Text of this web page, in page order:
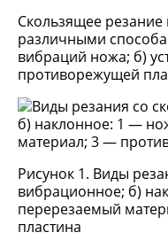
Скользящее
различными
вибраций ножа; б)
противорежущей
Рисунок 1. Виды
вибрационное; б)
перерезаемый
пластина